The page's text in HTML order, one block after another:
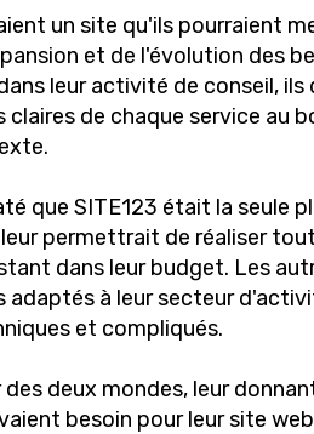
un site qu'ils pourraient
et de l'évolution des
leur activité de conseil, ils
de chaque service au
que SITE123 était la seule
permettrait de réaliser
dans leur budget. Les
adaptés à leur secteur
et compliqués.
deux mondes, leur
besoin pour leur site